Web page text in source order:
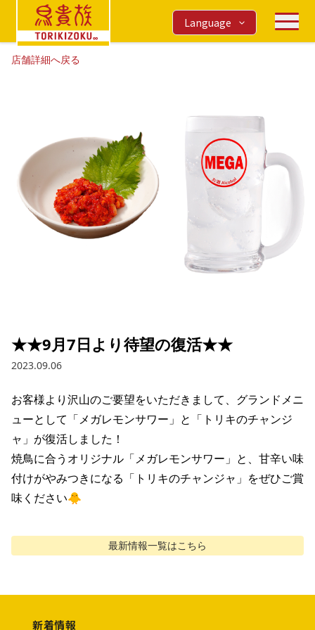
Language
店舗詳細へ戻る
★★9月7日より待望の復活★★
2023.09.06
お客様より沢山のご要望をいただきまして、グランドメニ
ューとして「メガレモンサワー」と「トリキのチャンジ
ャ」が復活しました！
焼鳥に合うオリジナル「メガレモンサワー」と、甘辛い味
付けがやみつきになる「トリキのチャンジャ」をぜひご賞
味ください🐥
最新情報一覧はこちら
新着情報